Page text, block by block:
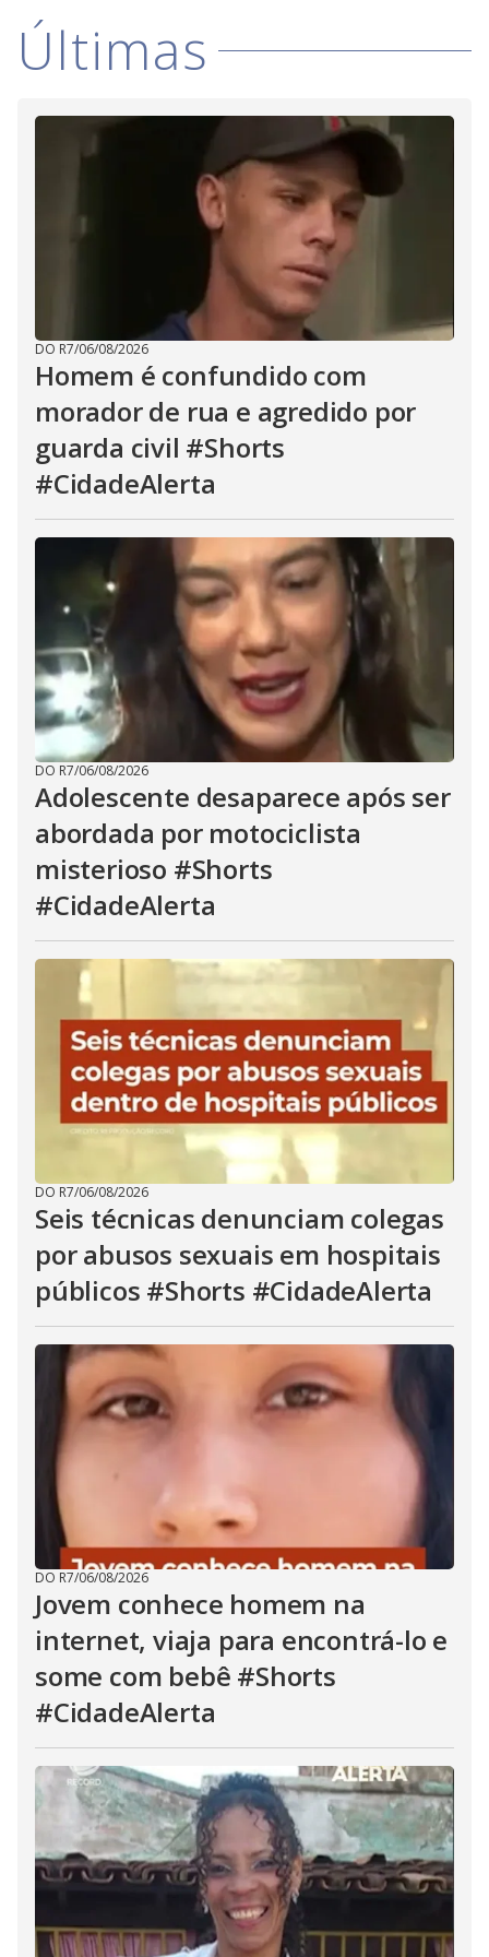
i
d
e
o
Últimas
DO R7/06/08/2026
Homem é confundido com
morador de rua e agredido por
guarda civil #Shorts
#CidadeAlerta
DO R7/06/08/2026
Adolescente desaparece após ser
abordada por motociclista
misterioso #Shorts
#CidadeAlerta
DO R7/06/08/2026
Seis técnicas denunciam colegas
por abusos sexuais em hospitais
públicos #Shorts #CidadeAlerta
DO R7/06/08/2026
Jovem conhece homem na
internet, viaja para encontrá-lo e
some com bebê #Shorts
#CidadeAlerta